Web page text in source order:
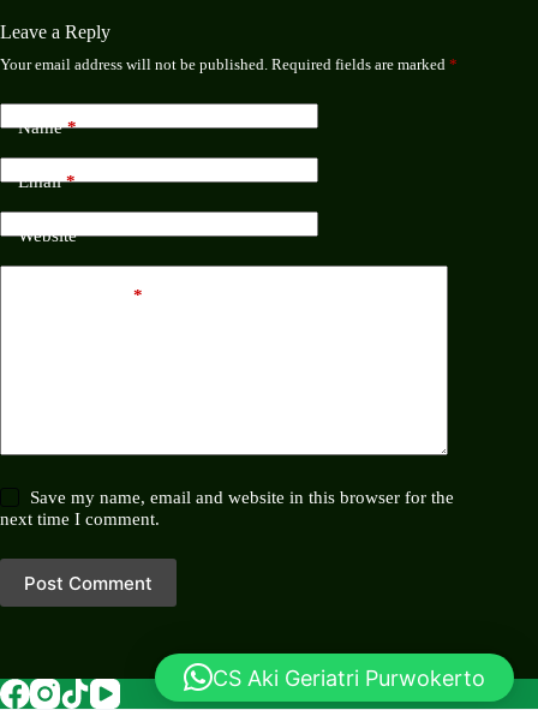
n
Leave a Reply
Your email address will not be published. Required fields are marked *
Name*
Email*
Website
*
Save my name, email and website in this browser for the
next time I comment.
Post Comment
CS Aki Geriatri Purwokerto